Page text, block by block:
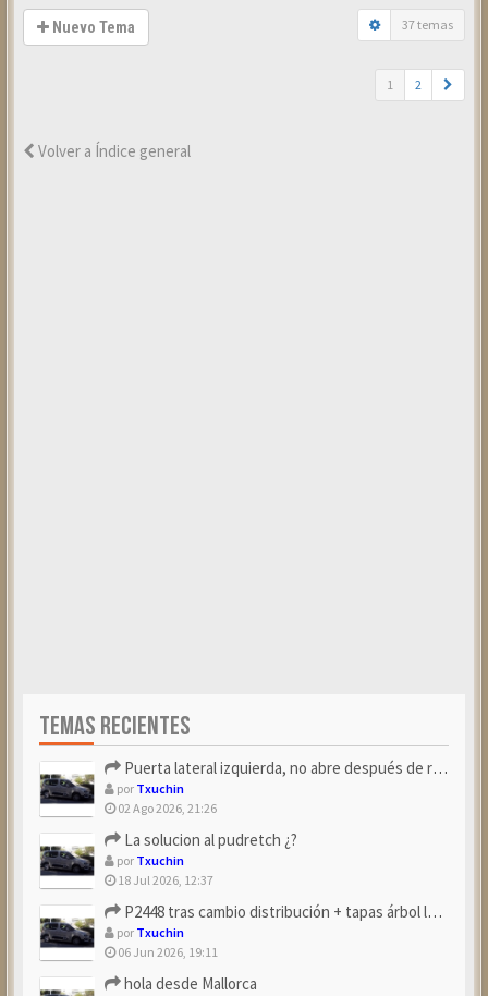
Nuevo Tema 37 temas
1 2
Volver a Índice general
TEMAS RECIENTES
Puerta lateral izquierda, no abre después de repostar.
por Txuchin
02 Ago 2026, 21:26
La solucion al pudretch ¿?
por Txuchin
18 Jul 2026, 12:37
P2448 tras cambio distribución + tapas árbol levas
por Txuchin
06 Jun 2026, 19:11
hola desde Mallorca